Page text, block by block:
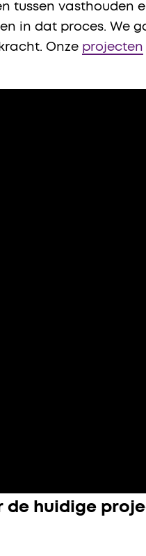
tussen vasthouden
in dat proces. We
Onze projecten
huidige